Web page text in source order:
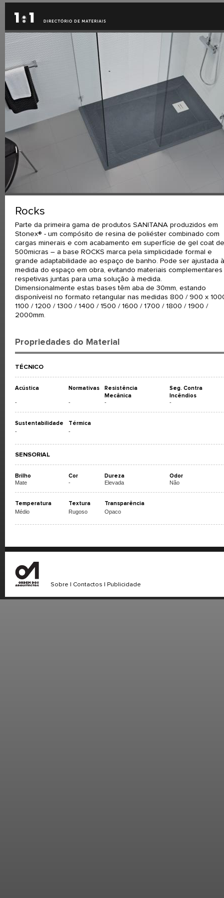
Rocks
Parte da primeira gama de produtos SANITANA produzidos em
Stonex® - um compósito de resina de poliéster combinado com
cargas minerais e com acabamento em superfície de gel coat de
500micras – a base ROCKS marca pela simplicidade formal e
grande adaptabilidade ao espaço de banho. Pode ser ajustada à
medida do espaço em obra, evitando materiais
respetivas juntas para uma solução à medida.
Dimensionalmente estas bases têm aba de 30mm, estando
disponíveisl no formato retangular nas medidas 800 / 900 x
1100 / 1200 / 1300 / 1400 / 1500 / 1600 / 1700 / 1800 / 1900 /
2000mm.
Propriedades do Material
TÉCNICO
Acústica Normativas
Resistência
Mecânica
Seg. Contra
Incêndios
- - - -
Sustentabilidade Térmica
- -
SENSORIAL
Brilho Cor Dureza Odor
Mate - Elevada Não
Temperatura Textura Transparência
Médio Rugoso Opaco
Sobre Contactos Publicidade